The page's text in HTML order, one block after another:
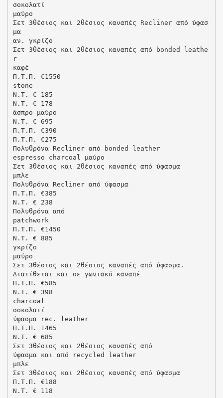
σοκολατί
μαύρο
Σετ 3θέσιος και 2θέσιος καναπές Recliner από ύφασ
μα
αν. γκρίζο
Σετ 3θέσιος και 2θέσιος καναπές από bonded leathe
r
καφέ
Π.Τ.Π. €1550
stone
N.T. € 185
N.T. € 178
άσπρο μαύρο
N.T. € 695
Π.Τ.Π. €390
Π.Τ.Π. €275
Πολυθρόνα Recliner από bonded leather
espresso charcoal μαύρο
Σετ 3θέσιος και 2θέσιος καναπές από ύφασμα
μπλε
Πολυθρόνα Recliner από ύφασμα
Π.Τ.Π. €385
N.T. € 238
Πολυθρόνα από
patchwork
Π.Τ.Π. €1450
N.T. € 885
γκρίζο
μαύρο
Σετ 3θέσιος και 2θέσιος καναπές από ύφασμα.
Διατίθεται και σε γωνιακό καναπέ
Π.Τ.Π. €585
N.T. € 398
charcoal
σοκολατί
ύφασμα rec. leather
Π.Τ.Π. 1465
N.T. € 685
Σετ 3θέσιος και 2θέσιος καναπές από
ύφασμα και από recycled leather
μπλε
Σετ 3θέσιος και 2θέσιος καναπές από ύφασμα
Π.Τ.Π. €188
N.T. € 118